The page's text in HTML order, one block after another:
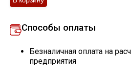
Способы оплаты
Безналичная оплата на
предприятия